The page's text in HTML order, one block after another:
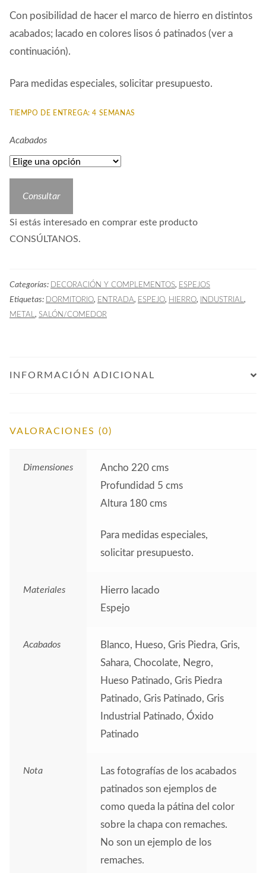
Con posibilidad de hacer el marco de hierro en distintos
acabados; lacado en colores lisos ó patinados (ver a
continuación).
Para medidas especiales, solicitar presupuesto.
TIEMPO DE ENTREGA: 4 SEMANAS
Acabados
Consultar
Si estás interesado en comprar este producto
CONSÚLTANOS.
Categorías: DECORACIÓN Y COMPLEMENTOS, ESPEJOS
Etiquetas: DORMITORIO, ENTRADA, ESPEJO, HIERRO, INDUSTRIAL ,
METAL , SALÓN/COMEDOR
INFORMACIÓN ADICIONAL
VALORACIONES (0)
Dimensiones
Ancho 220 cms
Profundidad 5 cms
Altura 180 cms
Para medidas especiales,
solicitar presupuesto.
Materiales
Hierro lacado
Espejo
Acabados
Blanco, Hueso, Gris Piedra, Gris,
Sahara, Chocolate, Negro,
Hueso Patinado, Gris Piedra
Patinado, Gris Patinado, Gris
Industrial Patinado, Óxido
Patinado
Nota
Las fotografías de los acabados
patinados son ejemplos de
como queda la pátina del color
sobre la chapa con remaches.
No son un ejemplo de los
remaches.